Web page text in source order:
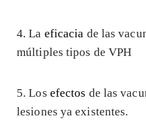
4. La eficacia de las
múltiples tipos de VPH
5. Los efectos de las
lesiones ya existentes.